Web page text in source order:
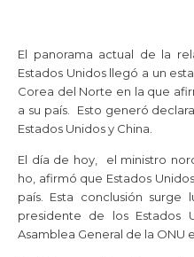
El panorama actual de la
Estados Unidos llegó a un
Corea del Norte en la que
a su país. Esto generó
Estados Unidos y China.
El día de hoy, el ministro
ho, afirmó que Estados
país. Esta conclusión surge
presidente de los Estados
Asamblea General de la ONU